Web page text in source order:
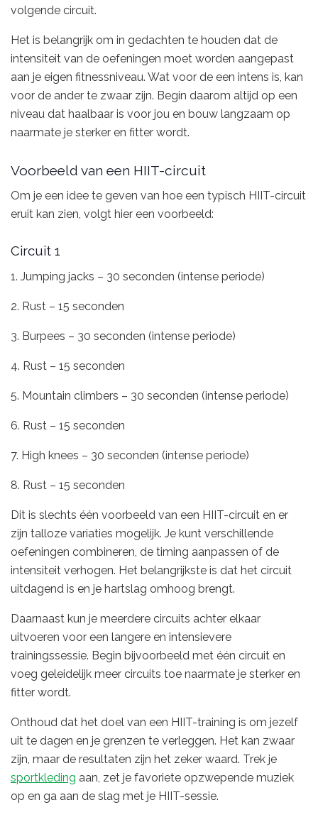
volgende circuit.
Het is belangrijk om in gedachten te houden dat de
intensiteit van de oefeningen moet worden aangepast
aan je eigen fitnessniveau. Wat voor de een intens is, kan
voor de ander te zwaar zijn. Begin daarom altijd op een
niveau dat haalbaar is voor jou en bouw langzaam op
naarmate je sterker en fitter wordt.
Voorbeeld van een HIIT-circuit
Om je een idee te geven van hoe een typisch HIIT-circuit
eruit kan zien, volgt hier een voorbeeld:
Circuit 1
1. Jumping jacks – 30 seconden (intense periode)
2. Rust – 15 seconden
3. Burpees – 30 seconden (intense periode)
4. Rust – 15 seconden
5. Mountain climbers – 30 seconden (intense periode)
6. Rust – 15 seconden
7. High knees – 30 seconden (intense periode)
8. Rust – 15 seconden
Dit is slechts één voorbeeld van een HIIT-circuit en er
zijn talloze variaties mogelijk. Je kunt verschillende
oefeningen combineren, de timing aanpassen of de
intensiteit verhogen. Het belangrijkste is dat het circuit
uitdagend is en je hartslag omhoog brengt.
Daarnaast kun je meerdere circuits achter elkaar
uitvoeren voor een langere en intensievere
trainingssessie. Begin bijvoorbeeld met één circuit en
voeg geleidelijk meer circuits toe naarmate je sterker en
fitter wordt.
Onthoud dat het doel van een HIIT-training is om jezelf
uit te dagen en je grenzen te verleggen. Het kan zwaar
zijn, maar de resultaten zijn het zeker waard. Trek je
sportkleding aan, zet je favoriete opzwepende muziek
op en ga aan de slag met je HIIT-sessie.